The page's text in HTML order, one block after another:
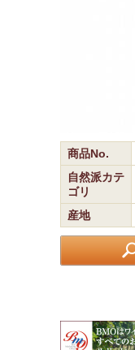
商品No.
自然派カテ
ゴリ
産地